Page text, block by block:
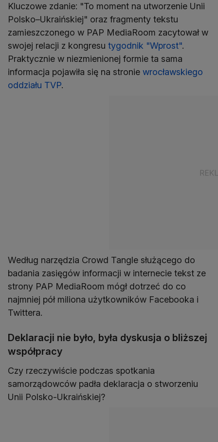
Kluczowe zdanie: "To moment na utworzenie Unii
Polsko–Ukraińskiej" oraz fragmenty tekstu
zamieszczonego w PAP MediaRoom zacytował w
swojej relacji z kongresu tygodnik "Wprost".
Praktycznie w niezmienionej formie ta sama
informacja pojawiła się na stronie wrocławskiego
oddziału TVP.
Według narzędzia Crowd Tangle służącego do
badania zasięgów informacji w internecie tekst ze
strony PAP MediaRoom mógł dotrzeć do co
najmniej pół miliona użytkowników Facebooka i
Twittera.
Deklaracji nie było, była dyskusja o bliższej
współpracy
Czy rzeczywiście podczas spotkania
samorządowców padła deklaracja o stworzeniu
Unii Polsko-Ukraińskiej?